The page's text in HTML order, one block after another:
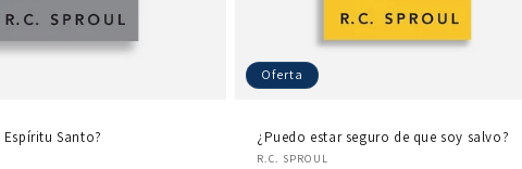
Espíritu Santo?
Oferta
¿Puedo estar seguro de que soy salvo?
Proveedor:
R.C. SPROUL